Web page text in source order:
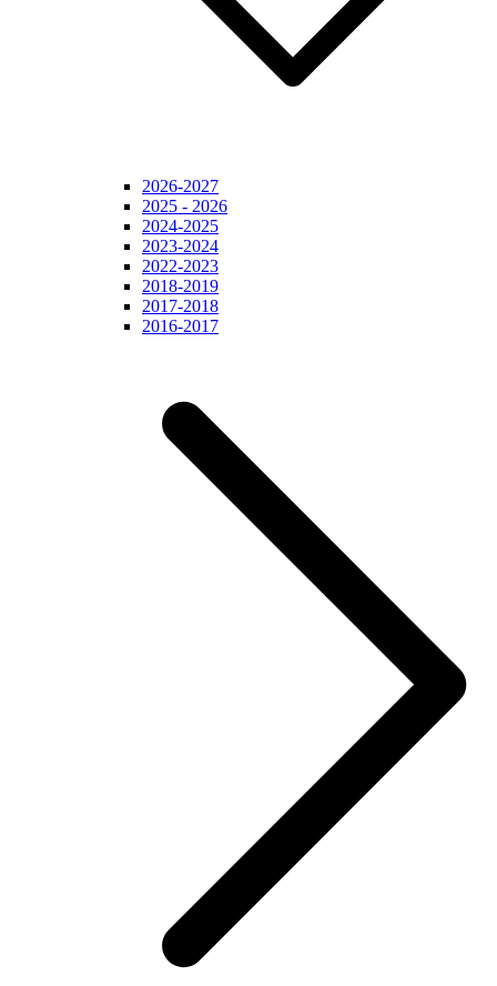
2026-2027
2025 - 2026
2024-2025
2023-2024
2022-2023
2018-2019
2017-2018
2016-2017